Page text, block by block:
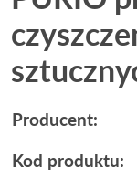
Producent:
Kod produktu: